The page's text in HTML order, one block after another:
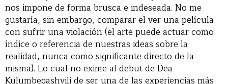
nos impone de forma brusca e indeseada. No me
gustaría, sin embargo, comparar el ver una película
con sufrir una violación (el arte puede actuar como
índice o referencia de nuestras ideas sobre la
realidad, nunca como significante directo de la
misma). Lo cual no exime al debut de Dea
Kulumbegashvili de ser una de las experiencias más